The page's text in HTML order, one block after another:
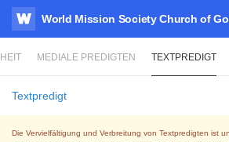
WATV
World Mission Society Church of
MEDIALE PREDIGTEN TEXTPREDIGT
Textpredigt
Die Vervielfältigung und Verbreitung von Textpredigten ist